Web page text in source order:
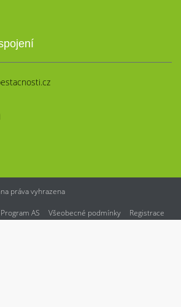
práva vyhrazena
Program AS Všeobecné podmínky Registrace